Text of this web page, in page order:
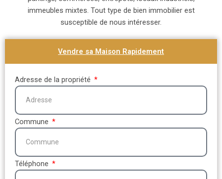
immeubles mixtes. Tout type de bien immobilier est
susceptible de nous intéresser.
Vendre sa Maison Rapidement
Adresse de la propriété
Commune
Téléphone